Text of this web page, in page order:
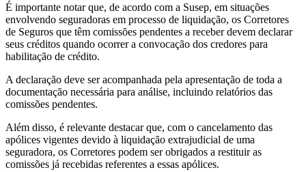
É importante notar que, de acordo com a Susep, em situações
envolvendo seguradoras em processo de liquidação, os Corretores
de Seguros que têm comissões pendentes a receber devem declarar
seus créditos quando ocorrer a convocação dos credores para
habilitação de crédito.
A declaração deve ser acompanhada pela apresentação de toda a
documentação necessária para análise, incluindo relatórios das
comissões pendentes.
Além disso, é relevante destacar que, com o cancelamento das
apólices vigentes devido à liquidação extrajudicial de uma
seguradora, os Corretores podem ser obrigados a restituir as
comissões já recebidas referentes a essas apólices.